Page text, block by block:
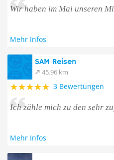
Wir haben im Mai unseren
Mehr Infos
SAM Reisen
45.96 km
3 Bewertungen
Ich zähle mich zu den sehr
Mehr Infos